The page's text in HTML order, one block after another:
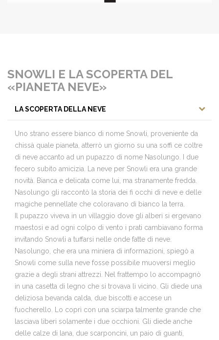
SNOWLI E LA SCOPERTA DEL
«PIANETA NEVE»
LA SCOPERTA DELLA NEVE
Uno strano essere bianco di nome Snowli, proveniente da
chissà quale pianeta, atterrò un giorno su una soffi ce coltre
di neve accanto ad un pupazzo di nome Nasolungo. I due
fecero subito amicizia. La neve per Snowli era una grande
novità. Bianca e delicata come lui, ma stranamente fredda.
Nasolungo gli raccontò la storia dei fi occhi di neve e delle
magiche pennellate che coloravano di bianco la terra.
Il pupazzo viveva in un villaggio dove gli alberi si ergevano
maestosi e ad ogni colpo di vento i prati cambiavano forma
invitando Snowli a tuffarsi nelle onde fatte di neve.
Nasolungo, che era una miniera di informazioni, spiegò a
Snowli come sulla neve fosse possibile muoversi meglio
grazie a degli strani attrezzi. Nel frattempo lo accompagnò
in una casetta di legno che si trovava lì vicino. Gli diede una
deliziosa bevanda calda, due biscotti e accese un
fuocherello. Lo coprì con una sciarpa talmente grande che
lasciava liberi solamente i due occhioni. Gli diede anche
delle calze di lana, due scarponcini, un paio di guanti,